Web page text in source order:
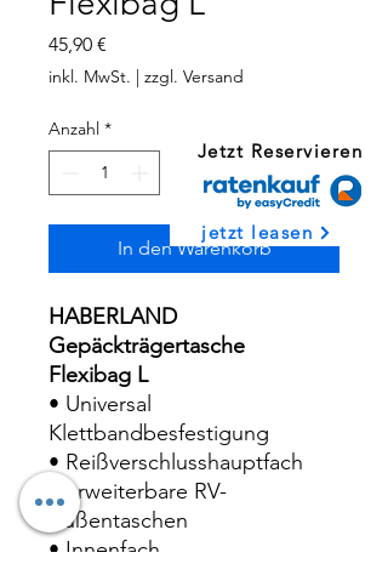
45,90 €
inkl. MwSt. | zzgl. Versand
Anzahl *
In den Warenkorb
HABERLAND
Gepäckträgertasche
Flexibag L
• Universal
Klettbandbesfestigung
• Reißverschlusshauptfach
• erweiterbare RV-
Außentaschen
• Innenfach
Jetzt Reservieren
jetzt leasen